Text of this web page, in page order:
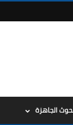
الجاهزة